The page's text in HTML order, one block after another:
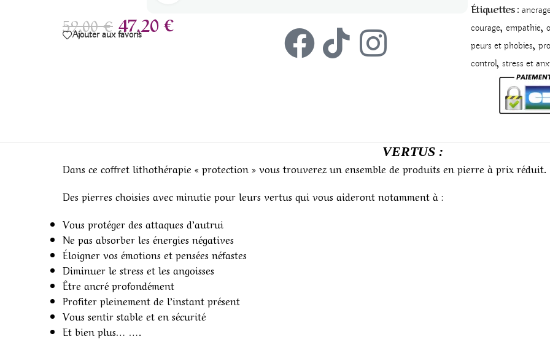
59,00€ 47,20€
Ajouter aux favoris
Étiquettes :
courage, empathie,
peurs et phobies,
control, stress et
VERTUS :
Dans ce coffret lithothérapie « protection » vous trouverez un ensemble de produits en pierre à prix réduit.
Des pierres choisies avec minutie pour leurs vertus qui vous aideront notamment à :
Vous protéger des attaques d’autrui
Ne pas absorber les énergies négatives
Éloigner vos émotions et pensées néfastes
Diminuer le stress et les angoisses
Être ancré profondément
Profiter pleinement de l’instant présent
Vous sentir stable et en sécurité
Et bien plus… ….